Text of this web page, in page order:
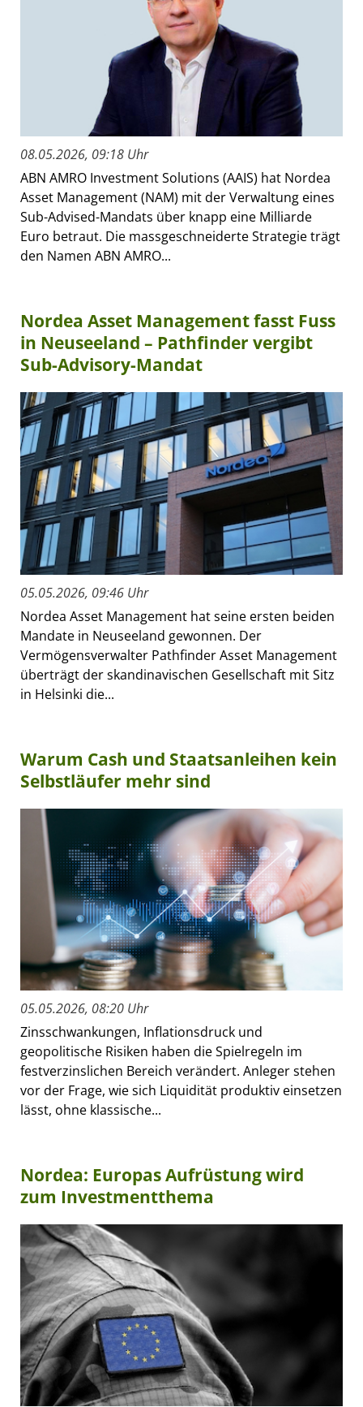
08.05.2026, 09:18 Uhr
ABN AMRO Investment Solutions (AAIS) hat Nordea
Asset Management (NAM) mit der Verwaltung eines
Sub-Advised-Mandats über knapp eine Milliarde
Euro betraut. Die massgeschneiderte Strategie trägt
den Namen ABN AMRO...
Nordea Asset Management fasst Fuss
in Neuseeland – Pathfinder vergibt
Sub-Advisory-Mandat
05.05.2026, 09:46 Uhr
Nordea Asset Management hat seine ersten beiden
Mandate in Neuseeland gewonnen. Der
Vermögensverwalter Pathfinder Asset Management
überträgt der skandinavischen Gesellschaft mit Sitz
in Helsinki die...
Warum Cash und Staatsanleihen kein
Selbstläufer mehr sind
05.05.2026, 08:20 Uhr
Zinsschwankungen, Inflationsdruck und
geopolitische Risiken haben die Spielregeln im
festverzinslichen Bereich verändert. Anleger stehen
vor der Frage, wie sich Liquidität produktiv einsetzen
lässt, ohne klassische...
Nordea: Europas Aufrüstung wird
zum Investmentthema